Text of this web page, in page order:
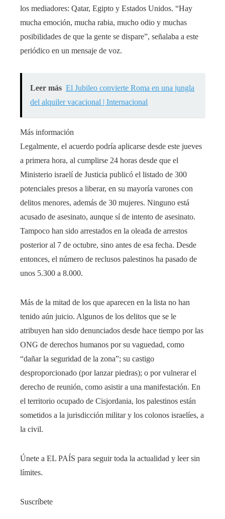
los mediadores: Qatar, Egipto y Estados Unidos. “Hay
mucha emoción, mucha rabia, mucho odio y muchas
posibilidades de que la gente se dispare”, señalaba a este
periódico en un mensaje de voz.
Leer más El Jubileo convierte Roma en una jungla
del alquiler vacacional | Internacional
Más información
Legalmente, el acuerdo podría aplicarse desde este jueves
a primera hora, al cumplirse 24 horas desde que el
Ministerio israelí de Justicia publicó el listado de 300
potenciales presos a liberar, en su mayoría varones con
delitos menores, además de 30 mujeres. Ninguno está
acusado de asesinato, aunque sí de intento de asesinato.
Tampoco han sido arrestados en la oleada de arrestos
posterior al 7 de octubre, sino antes de esa fecha. Desde
entonces, el número de reclusos palestinos ha pasado de
unos 5.300 a 8.000.
Más de la mitad de los que aparecen en la lista no han
tenido aún juicio. Algunos de los delitos que se le
atribuyen han sido denunciados desde hace tiempo por las
ONG de derechos humanos por su vaguedad, como
“dañar la seguridad de la zona”; su castigo
desproporcionado (por lanzar piedras); o por vulnerar el
derecho de reunión, como asistir a una manifestación. En
el territorio ocupado de Cisjordania, los palestinos están
sometidos a la jurisdicción militar y los colonos israelíes, a
la civil.
Únete a EL PAÍS para seguir toda la actualidad y leer sin
límites.
Suscríbete